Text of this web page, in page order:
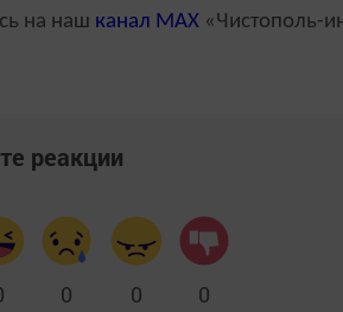
на наш канал MAX «Чистополь-
реакции
0 0 0